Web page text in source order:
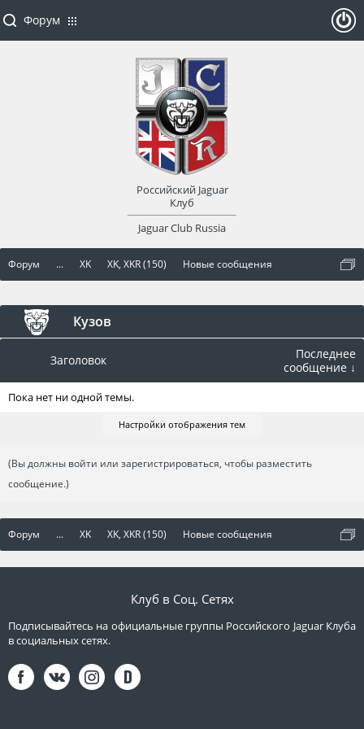
Форум ... XK XK, XKR (150) Новые сообщения
Кузов
Заголовок
Последнее
сообщение ↓
Пока нет ни одной темы.
Настройки отображения тем
(Вы должны войти или зарегистрироваться, чтобы разместить
сообщение.)
Форум ... XK XK, XKR (150) Новые сообщения
Форум
Российский Jaguar
Клуб
Jaguar Club Russia
оват
Клуб в Соц. Сетях
Подписывайтесь на официальные группы Российского Jaguar Клуба
в социальных сетях.